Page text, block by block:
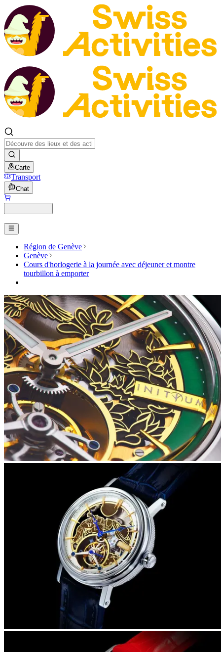
Carte
Transport
Chat
Région de Genève
Genève
Cours d'horlogerie à la journée avec déjeuner et montre
tourbillon à emporter